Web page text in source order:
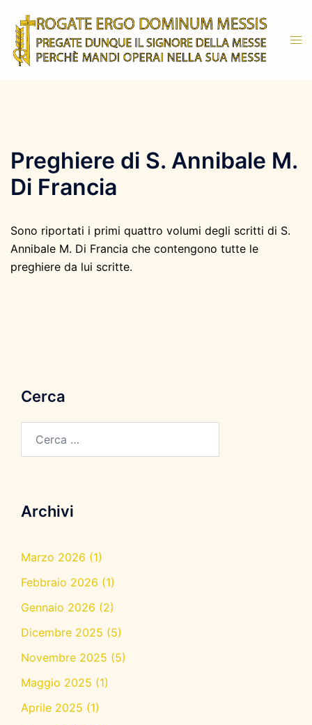
contenuto
Preghiere di S. Annibale M.
Di Francia
Sono riportati i primi quattro volumi degli scritti di S.
Annibale M. Di Francia che contengono tutte le
preghiere da lui scritte.
Cerca
Archivi
Marzo 2026 (1)
Febbraio 2026 (1)
Gennaio 2026 (2)
Dicembre 2025 (5)
Novembre 2025 (5)
Maggio 2025 (1)
Aprile 2025 (1)